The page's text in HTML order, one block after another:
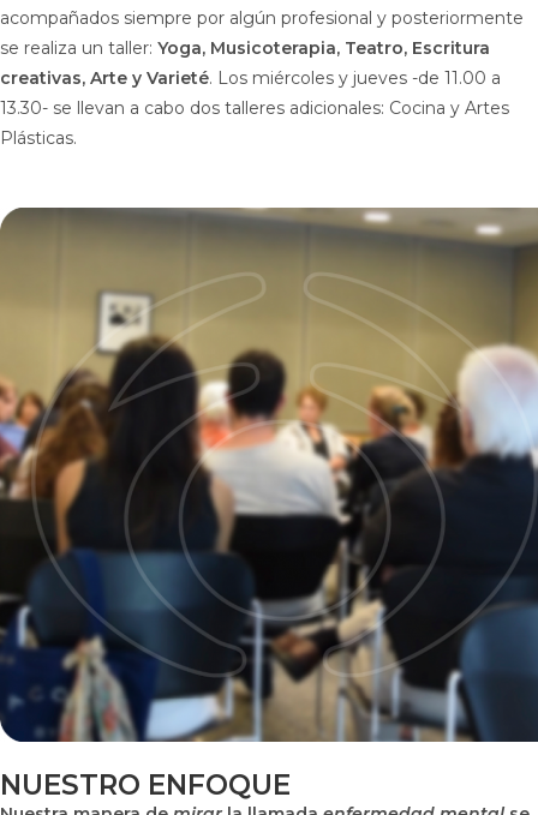
acompañados siempre por algún profesional y posteriormente
se realiza un taller: Yoga, Musicoterapia, Teatro, Escritura
creativas, Arte y Varieté. Los miércoles y jueves -de 11.00 a
13.30- se llevan a cabo dos talleres adicionales: Cocina y Artes
Plásticas.
NUESTRO ENFOQUE